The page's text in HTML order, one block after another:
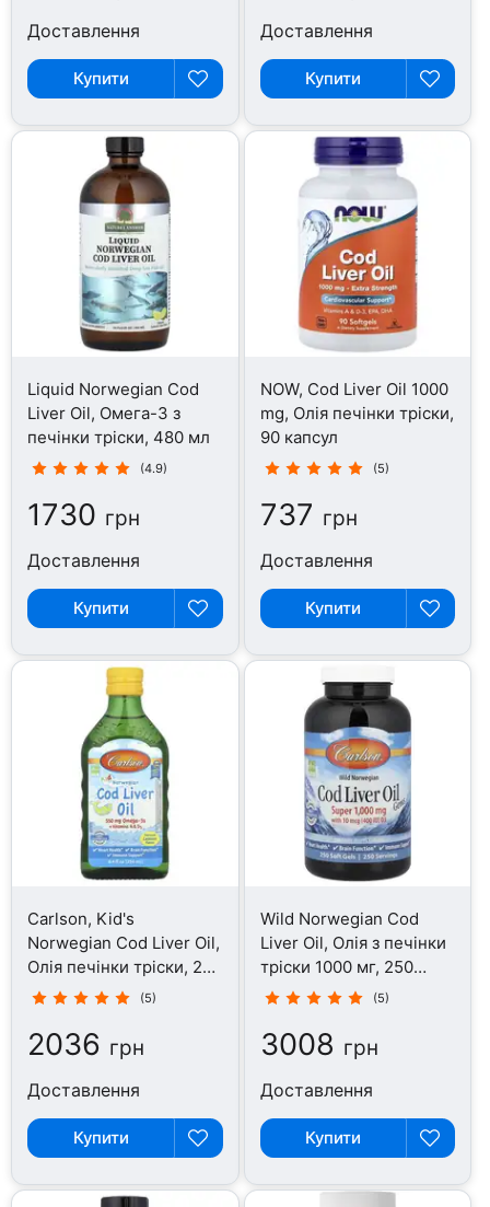
Доставлення
Купити
Доставлення
Купити
Liquid Norwegian Cod
Liver Oil, Омега-3 з
печінки тріски, 480 мл
(4.9)
1730 грн
Доставлення
Купити
NOW, Cod Liver Oil 1000
mg, Олія печінки тріски,
90 капсул
(5)
737 грн
Доставлення
Купити
Carlson, Kid's
Norwegian Cod Liver Oil,
Олія печінки тріски, 250
мл
(5)
2036 грн
Доставлення
Купити
Wild Norwegian Cod
Liver Oil, Олія з печінки
тріски 1000 мг, 250
капсул
(5)
3008 грн
Доставлення
Купити